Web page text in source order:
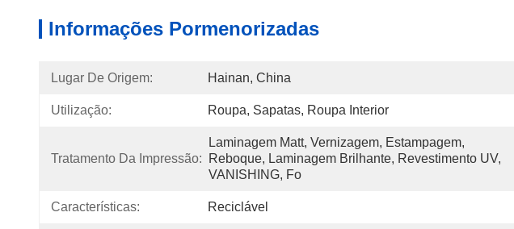
Informações Pormenorizadas
Lugar De Origem: Hainan, China
Utilização: Roupa, Sapatas, Roupa Interior
Tratamento Da Impressão:
Laminagem Matt, Vernizagem, Estampagem,
Reboque, Laminagem Brilhante, Revestimento UV,
VANISHING, Fo
Características: Reciclável